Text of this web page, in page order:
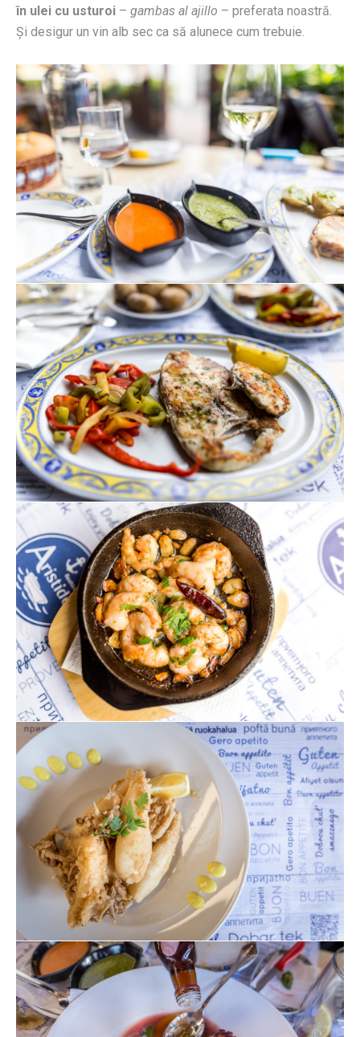
în ulei cu usturoi – gambas al ajillo – preferata noastră.
Şi desigur un vin alb sec ca să alunece cum trebuie.